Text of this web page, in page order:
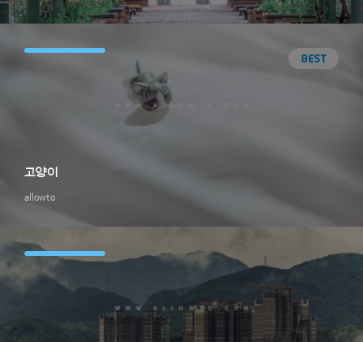
allowto
고양이